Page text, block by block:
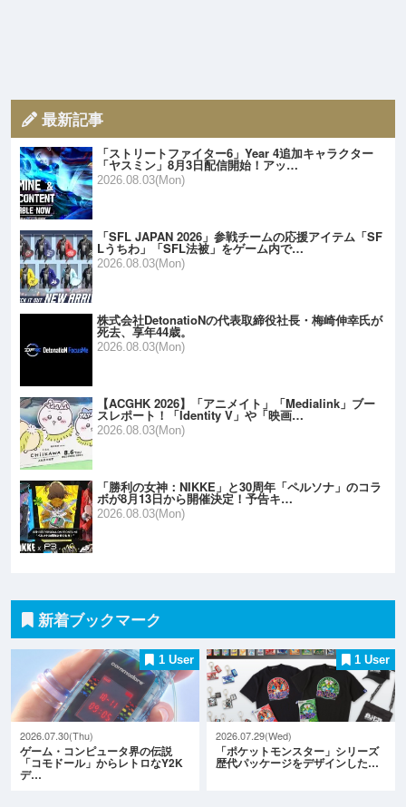
最新記事
「ストリートファイター6」Year 4追加キャラクター
「ヤスミン」8月3日配信開始！アッ…
2026.08.03(Mon)
「SFL JAPAN 2026」参戦チームの応援アイテム「SF
Lうちわ」「SFL法被」をゲーム内で…
2026.08.03(Mon)
株式会社DetonatioNの代表取締役社長・梅崎伸幸氏が
死去、享年44歳。
2026.08.03(Mon)
【ACGHK 2026】「アニメイト」「Medialink」ブー
スレポート！「Identity V」や「映画…
2026.08.03(Mon)
「勝利の女神：NIKKE」と30周年「ペルソナ」のコラ
ボが8月13日から開催決定！予告キ…
2026.08.03(Mon)
新着ブックマーク
1 User
2026.07.30(Thu)
ゲーム・コンピュータ界の伝説
「コモドール」からレトロなY2K
デ…
1 User
2026.07.29(Wed)
「ポケットモンスター」シリーズ
歴代パッケージをデザインした…